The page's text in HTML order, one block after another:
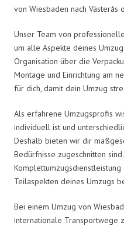
von Wiesbaden nach Västerås
Unser Team von
um alle Aspekte deines
Organisation über die
Montage und Einrichtung am
für dich, damit dein Umzug
Als erfahrene Umzugsprofis
individuell ist und
Deshalb bieten wir dir
Bedürfnisse zugeschnitten
Teilaspekten deines Umzugs
Bei einem Umzug von
internationale Transportwege